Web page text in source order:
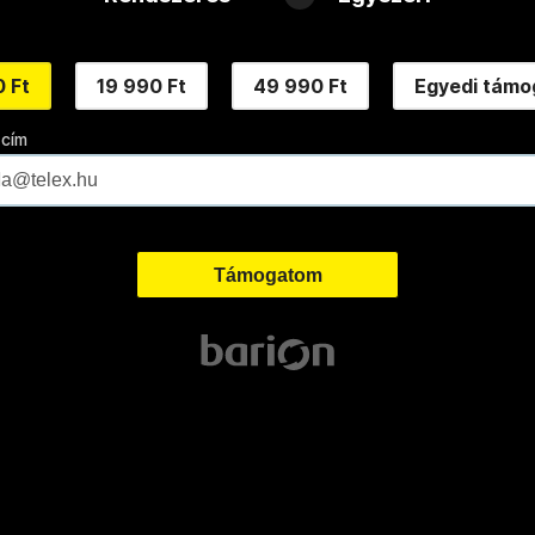
Ft 19 990 Ft 49 990 Ft Egyedi